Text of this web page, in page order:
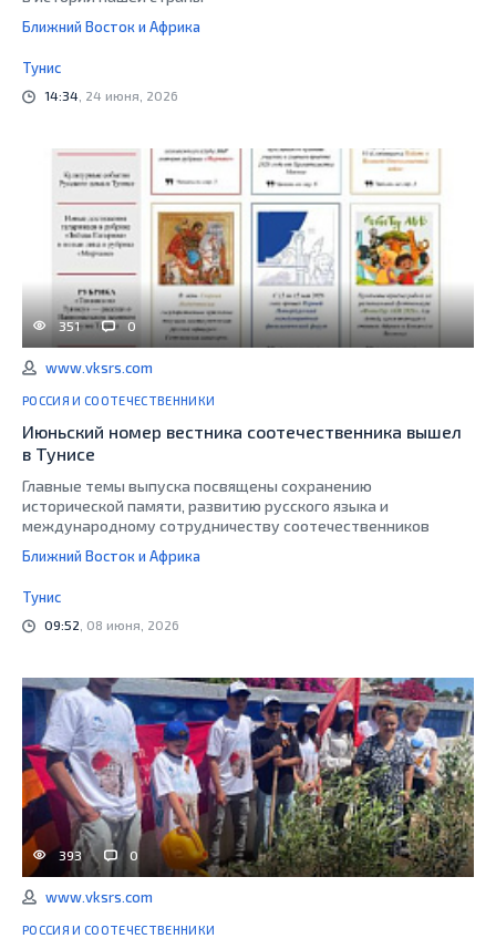
Ближний Восток и Африка
Тунис
14:34 , 24 июня, 2026
351 0
www.vksrs.com
РОССИЯ И СООТЕЧЕСТВЕННИКИ
Июньский номер вестника соотечественника вышел
в Тунисе
Главные темы выпуска посвящены сохранению
исторической памяти, развитию русского языка и
международному сотрудничеству соотечественников
Ближний Восток и Африка
Тунис
09:52 , 08 июня, 2026
393 0
www.vksrs.com
РОССИЯ И СООТЕЧЕСТВЕННИКИ